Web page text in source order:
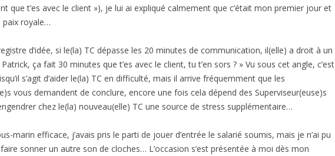
que t’es avec le client »), je lui ai expliqué calmement que c’était mon premier jour et
paix royale…
d’idée, si le(la) TC dépasse les 20 minutes de communication, il(elle) a droit à un
ça fait 30 minutes que t’es avec le client, tu t’en sors ? » Vu sous cet angle, c’est
s’agit d’aider le(la) TC en difficulté, mais il arrive fréquemment que les
vous demandent de conclure, encore une fois cela dépend des Superviseur(euse)s
chez le(la) nouveau(elle) TC une source de stress supplémentaire…
marin efficace, j’avais pris le parti de jouer d’entrée le salarié soumis, mais je n’ai pu
sonner un autre son de cloches… L’occasion s’est présentée à moi dès mon